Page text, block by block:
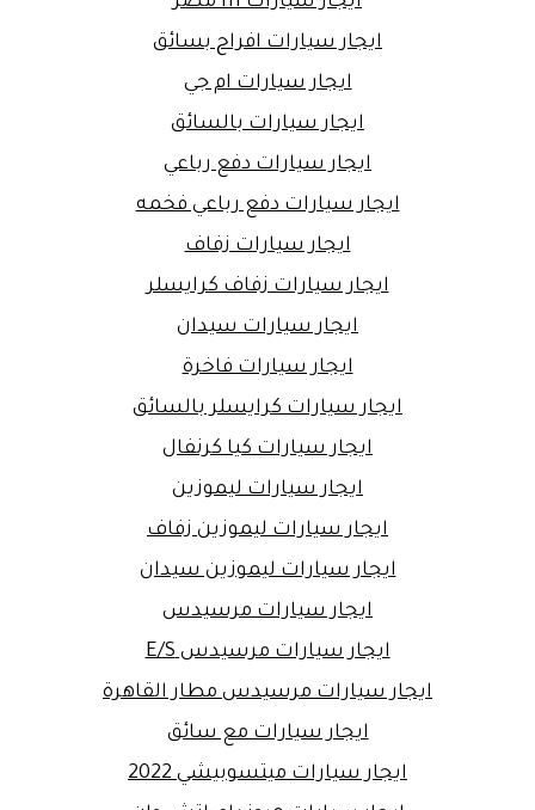
ايجار سيارات افراح بسائق
ايجار سيارات ام جي
ايجار سيارات بالسائق
ايجار سيارات دفع رباعي
ايجار سيارات دفع رباعي فخمه
ايجار سيارات زفاف
ايجار سيارات زفاف كرايسلر
ايجار سيارات سيدان
ايجار سيارات فاخرة
ايجار سيارات كرايسلر بالسائق
ايجار سيارات كيا كرنفال
ايجار سيارات ليموزين
ايجار سيارات ليموزين زفاف
ايجار سيارات ليموزين سيدان
ايجار سيارات مرسيدس
ايجار سيارات مرسيدس E/S
ايجار سيارات مرسيدس مطار القاهرة
ايجار سيارات مع سائق
ايجار سيارات ميتسوبيشي 2022